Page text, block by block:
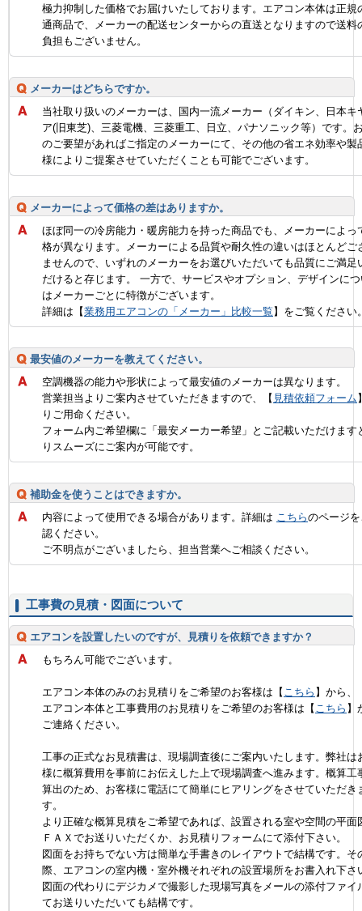
極力抑制した価格でお届けいたしております。エアコン本体は正規
通商品で、メーカーの配送センターからの直送となりますので送料
負担もございません。
メーカーはどちらですか。
当社取り扱いのメーカーは、国内一流メーカー（ダイキン、日本キ
ア(旧東芝)、三菱電機、三菱重工、日立、パナソニック等）です。
のご要望があればご指定のメーカーにて、その他の省エネ効率や製
様によりご提案させていただくことも可能でございます。
メーカーによって価格の差はありますか。
ほぼ同一の冷房能力・暖房能力を持った商品でも、メーカーによっ
格が異なります。メーカーによる品質や耐久性の違いはほとんどご
ませんので、いずれのメーカーをお選びいただいても品質にご満足
だけると存じます。 一方で、サービスやオプション、デザインに
はメーカーごとに特徴がございます。
詳細は【業務用エアコンの「メーカー」比較一覧】をご覧ください
最安値のメーカーを教えてください。
空調機器の能力や形状によって最安値のメーカーは異なります。
営業担当よりご案内させていただきますので、【 見積依頼フォーム
りご用命ください。
フォーム内ご希望欄に「最安メーカー希望」とご記載いただけます
りスムーズにご案内が可能です。
補助金を使うことはできますか。
内容によって使用できる場合があります。詳細は こちらのページ
認ください。
ご不明点がございましたら、担当営業へご相談ください。
工事費の見積・図面について
エアコンを設置したいのですが、見積りを依頼できますか？
もちろん可能でございます。
エアコン本体のみのお見積りをご希望のお客様は【 こちら 】から、
エアコン本体と工事費用のお見積りをご希望のお客様は【 こちら 】
ご連絡ください。
工事の正式なお見積書は、現場調査後にご案内いたします。弊社は
様に概算費用を事前にお伝えした上で現場調査へ進みます。概算工
算出のため、お客様に電話にて簡単にヒアリングをさせていただき
す。
より正確な概算見積をご希望であれば、設置される室や空間の平面
ＦＡＸでお送りいただくか、お見積りフォームにて添付下さい。
図面をお持ちでない方は簡単な手書きのレイアウトで結構です。そ
際、エアコンの室内機・室外機それぞれの設置場所をお書入れ下さ
図面の代わりにデジカメで撮影した現場写真をメールの添付ファイ
てお送りいただいても結構です。